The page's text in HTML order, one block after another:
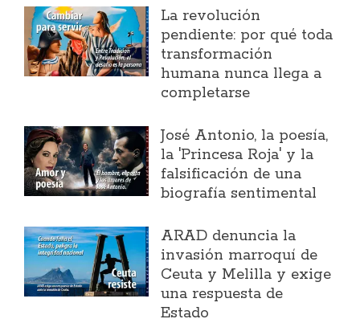
La revolución
pendiente: por qué toda
transformación
humana nunca llega a
completarse
José Antonio, la poesía,
la 'Princesa Roja' y la
falsificación de una
biografía sentimental
ARAD denuncia la
invasión marroquí de
Ceuta y Melilla y exige
una respuesta de
Estado